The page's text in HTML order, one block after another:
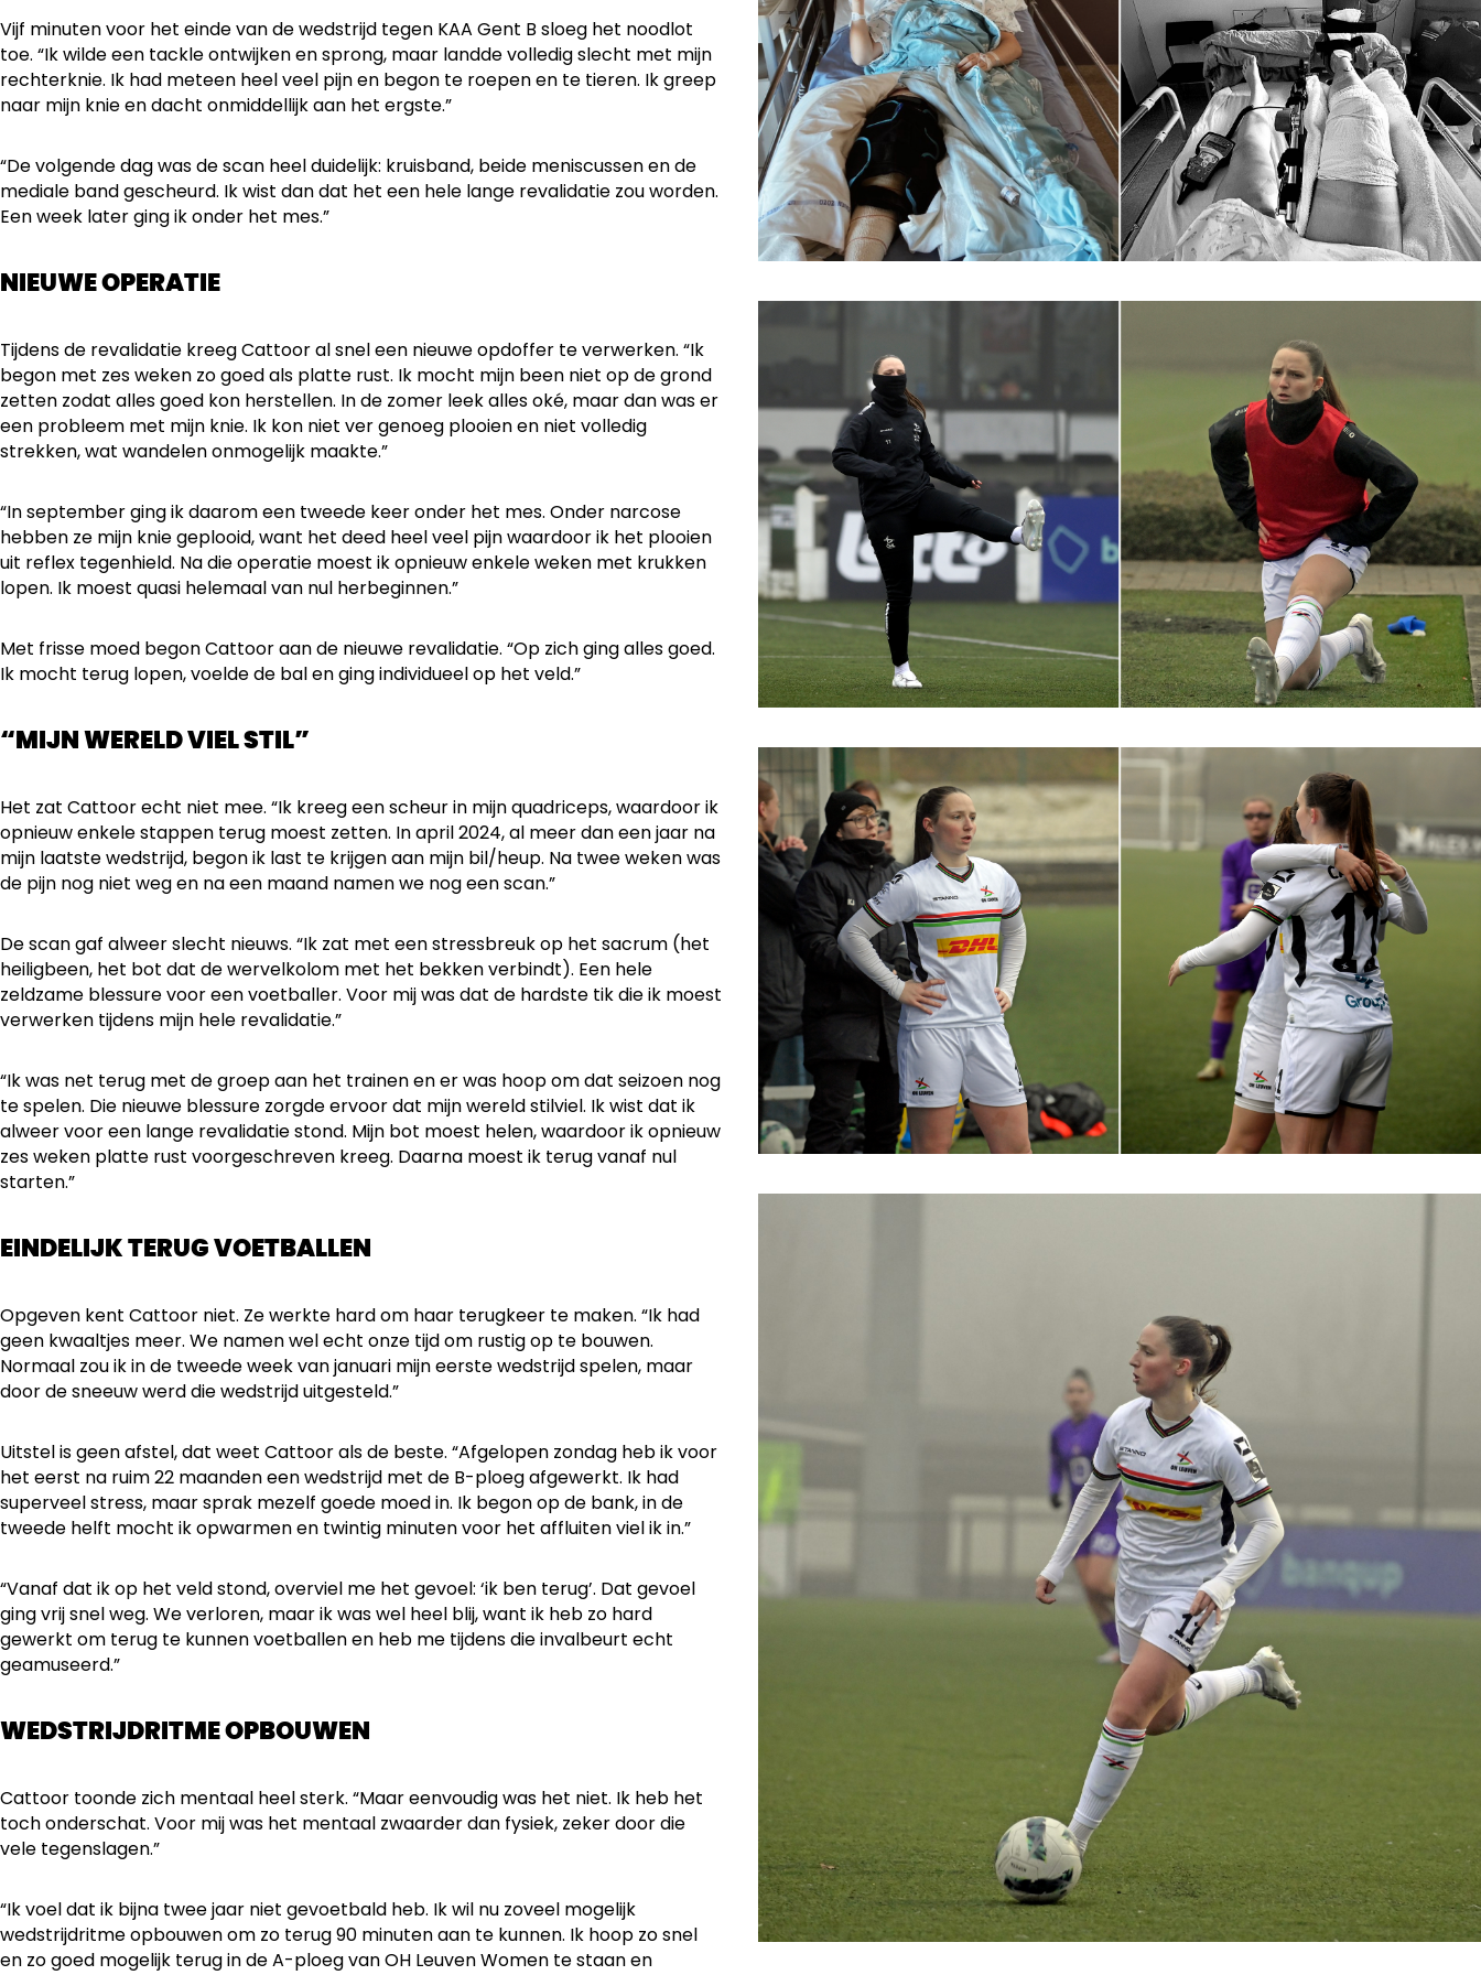
Vijf minuten voor het einde van de wedstrijd tegen KAA Gent B sloeg het noodlot
toe. “Ik wilde een tackle ontwijken en sprong, maar landde volledig slecht met mijn
rechterknie. Ik had meteen heel veel pijn en begon te roepen en te tieren. Ik greep
naar mijn knie en dacht onmiddellijk aan het ergste.”
“De volgende dag was de scan heel duidelijk: kruisband, beide meniscussen en de
mediale band gescheurd. Ik wist dan dat het een hele lange revalidatie zou worden.
Een week later ging ik onder het mes.”
NIEUWE OPERATIE
Tijdens de revalidatie kreeg Cattoor al snel een nieuwe opdoffer te verwerken. “Ik
begon met zes weken zo goed als platte rust. Ik mocht mijn been niet op de grond
zetten zodat alles goed kon herstellen. In de zomer leek alles oké, maar dan was er
een probleem met mijn knie. Ik kon niet ver genoeg plooien en niet volledig
strekken, wat wandelen onmogelijk maakte.”
“In september ging ik daarom een tweede keer onder het mes. Onder narcose
hebben ze mijn knie geplooid, want het deed heel veel pijn waardoor ik het plooien
uit reflex tegenhield. Na die operatie moest ik opnieuw enkele weken met krukken
lopen. Ik moest quasi helemaal van nul herbeginnen.”
Met frisse moed begon Cattoor aan de nieuwe revalidatie. “Op zich ging alles goed.
Ik mocht terug lopen, voelde de bal en ging individueel op het veld.”
“MIJN WERELD VIEL STIL”
Het zat Cattoor echt niet mee. “Ik kreeg een scheur in mijn quadriceps, waardoor ik
opnieuw enkele stappen terug moest zetten. In april 2024, al meer dan een jaar na
mijn laatste wedstrijd, begon ik last te krijgen aan mijn bil/heup. Na twee weken was
de pijn nog niet weg en na een maand namen we nog een scan.”
De scan gaf alweer slecht nieuws. “Ik zat met een stressbreuk op het sacrum (het
heiligbeen, het bot dat de wervelkolom met het bekken verbindt). Een hele
zeldzame blessure voor een voetballer. Voor mij was dat de hardste tik die ik moest
verwerken tijdens mijn hele revalidatie.”
“Ik was net terug met de groep aan het trainen en er was hoop om dat seizoen nog
te spelen. Die nieuwe blessure zorgde ervoor dat mijn wereld stilviel. Ik wist dat ik
alweer voor een lange revalidatie stond. Mijn bot moest helen, waardoor ik opnieuw
zes weken platte rust voorgeschreven kreeg. Daarna moest ik terug vanaf nul
starten.”
EINDELIJK TERUG VOETBALLEN
Opgeven kent Cattoor niet. Ze werkte hard om haar terugkeer te maken. “Ik had
geen kwaaltjes meer. We namen wel echt onze tijd om rustig op te bouwen.
Normaal zou ik in de tweede week van januari mijn eerste wedstrijd spelen, maar
door de sneeuw werd die wedstrijd uitgesteld.”
Uitstel is geen afstel, dat weet Cattoor als de beste. “Afgelopen zondag heb ik voor
het eerst na ruim 22 maanden een wedstrijd met de B-ploeg afgewerkt. Ik had
superveel stress, maar sprak mezelf goede moed in. Ik begon op de bank, in de
tweede helft mocht ik opwarmen en twintig minuten voor het affluiten viel ik in.”
“Vanaf dat ik op het veld stond, overviel me het gevoel: ‘ik ben terug’. Dat gevoel
ging vrij snel weg. We verloren, maar ik was wel heel blij, want ik heb zo hard
gewerkt om terug te kunnen voetballen en heb me tijdens die invalbeurt echt
geamuseerd.”
WEDSTRIJDRITME OPBOUWEN
Cattoor toonde zich mentaal heel sterk. “Maar eenvoudig was het niet. Ik heb het
toch onderschat. Voor mij was het mentaal zwaarder dan fysiek, zeker door die
vele tegenslagen.”
“Ik voel dat ik bijna twee jaar niet gevoetbald heb. Ik wil nu zoveel mogelijk
wedstrijdritme opbouwen om zo terug 90 minuten aan te kunnen. Ik hoop zo snel
en zo goed mogelijk terug in de A-ploeg van OH Leuven Women te staan en